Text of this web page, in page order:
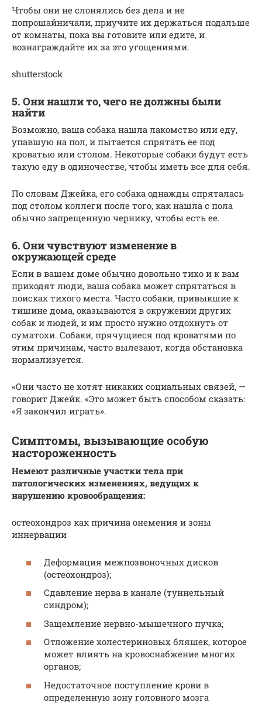
Чтобы они не слонялись без дела и не
попрошайничали, приучите их держаться подальше
от комнаты, пока вы готовите или едите, и
вознаграждайте их за это угощениями.
shutterstock
5. Они нашли то, чего не должны были
найти
Возможно, ваша собака нашла лакомство или еду,
упавшую на пол, и пытается спрятать ее под
кроватью или столом. Некоторые собаки будут есть
такую ​​еду в одиночестве, чтобы иметь все для себя.
По словам Джейка, его собака однажды спряталась
под столом коллеги после того, как нашла с пола
обычно запрещенную чернику, чтобы есть ее.
6. Они чувствуют изменение в
окружающей среде
Если в вашем доме обычно довольно тихо и к вам
приходят люди, ваша собака может спрятаться в
поисках тихого места. Часто собаки, привыкшие к
тишине дома, оказываются в окружении других
собак и людей, и им просто нужно отдохнуть от
суматохи. Собаки, прячущиеся под кроватями по
этим причинам, часто вылезают, когда обстановка
нормализуется.
«Они часто не хотят никаких социальных связей, —
говорит Джейк. «Это может быть способом сказать:
«Я закончил играть».
Симптомы, вызывающие особую
настороженность
Немеют различные участки тела при
патологических изменениях, ведущих к
нарушению кровообращения:
остеохондроз как причина онемения и зоны
иннервации
Деформация межпозвоночных дисков
(остеохондроз);
Сдавление нерва в канале (туннельный
синдром);
Защемление нервно-мышечного пучка;
Отложение холестериновых бляшек, которое
может влиять на кровоснабжение многих
органов;
Недостаточное поступление крови в
определенную зону головного мозга